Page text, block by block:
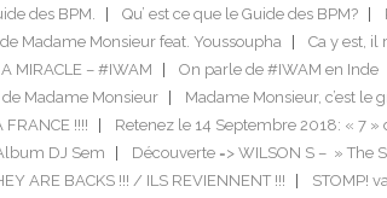
des BPM. Qu’ est ce que le Guide des BPM?
Madame Monsieur feat. Youssoupha
Ca y est, il
MIRACLE – #IWAM On parle de #IWAM en Inde
Madame Monsieur
Madame Monsieur, c’est le
FRANCE !!!!
Retenez le 14 Septembre 2018: « 7 »
DJ Sem
Découverte => WILSON S – » The
ARE BACKS !!! / ILS REVIENNENT !!!
STOMP!